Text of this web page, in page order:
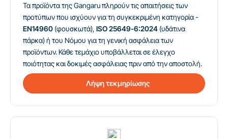
Τα προϊόντα της Gangaru πληρούν τις απαιτήσεις των
προτύπων που ισχύουν για τη συγκεκριμένη κατηγορία -
EN14960 (φουσκωτά), ISO 25649-6:2024 (υδάτινα
πάρκα) ή του Νόμου για τη γενική ασφάλεια των
προϊόντων. Κάθε τεμάχιο υποβάλλεται σε έλεγχο
ποιότητας και δοκιμές ασφάλειας πριν από την αποστολή.
Λήψη τεκμηρίωσης